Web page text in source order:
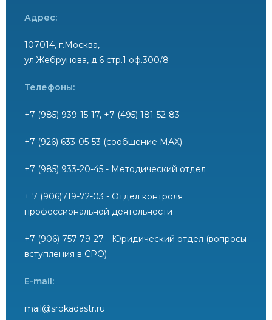
Адрес:
107014, г.Москва,
ул.Жебрунова, д.6 стр.1 оф.300/8
Телефоны:
+7 (985) 939-15-17, +7 (495) 181-52-83
+7 (926) 633-05-53 (сообщение MAX)
+7 (985) 933-20-45 - Методический отдел
+ 7 (906)719-72-03 - Отдел контроля
профессиональной деятельности
+7 (906) 757-79-27 - Юридический отдел (вопросы
вступления в СРО)
E-mail:
mail@srokadastr.ru